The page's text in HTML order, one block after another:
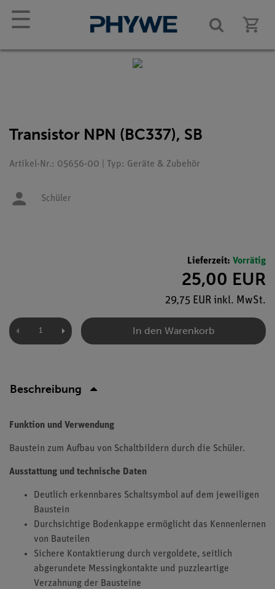
☰
Transistor NPN (BC337), SB
Artikel-Nr.: 05656-00 | Typ: Geräte & Zubehör
Schüler
Lieferzeit: Vorrätig
25,00 EUR
29,75 EUR inkl. MwSt.
In den Warenkorb
Beschreibung
Funktion und Verwendung
Baustein zum Aufbau von Schaltbildern durch die Schüler.
Ausstattung und technische Daten
Deutlich erkennbares Schaltsymbol auf dem jeweiligen
Baustein
Durchsichtige Bodenkappe ermöglicht das Kennenlernen
von Bauteilen
Sichere Kontaktierung durch vergoldete, seitlich
abgerundete Messingkontakte und puzzleartige
Verzahnung der Bausteine